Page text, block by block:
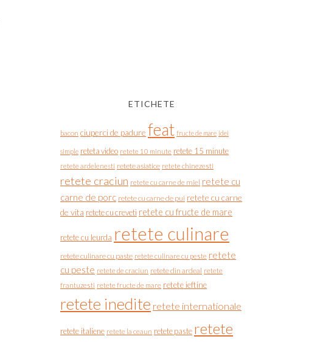
ETICHETE
bacon ciuperci de padure feat fructe de mare idei
simple reteta video retete 10 minute retete 15 minute
retete ardelenesti retete asiatice retete chinezesti
retete craciun retete cu carne de miel retete cu
carne de porc retete cu carne de pui retete cu carne
de vita retete cu creveti retete cu fructe de mare
retete cu leurda retete culinare
retete culinare cu paste retete culinare cu peste retete
cu peste retete de craciun retete din ardeal retete
frantuzesti retete fructe de mare retete ieftine
retete inedite retete internationale
retete italiene retete la ceaun retete paste retete